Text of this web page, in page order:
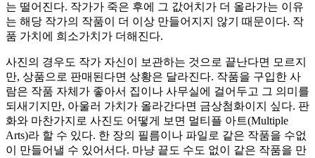
는 떨어진다. 작가가 죽은 후에 그 값어치가 더 올라가는 이유
는 해당 작가의 작품이 더 이상 만들어지지 않기 때문이다. 작
품 가치에 희소가치가 더해진다.
사진의 경우도 작가 자신이 보관하는 것으로 끝난다면 모르지
만, 상품으로 판매된다면 상황은 달라진다. 작품을 구입한 사
람은 작품 자체가 좋아서 집이나 사무실에 걸어두고 그 의미를
되새기지만, 아울러 가치가 올라간다면 금상첨화이지 싶다. 판
화와 마찬가지로 사진도 어떻게 보면 멀티플 아트(Multiple
Arts)라 할 수 있다. 한 장의 필름이나 파일로 같은 작품을 수없
이 만들어낼 수 있어서다. 마냥 끝도 수도 없이 같은 작품을 만